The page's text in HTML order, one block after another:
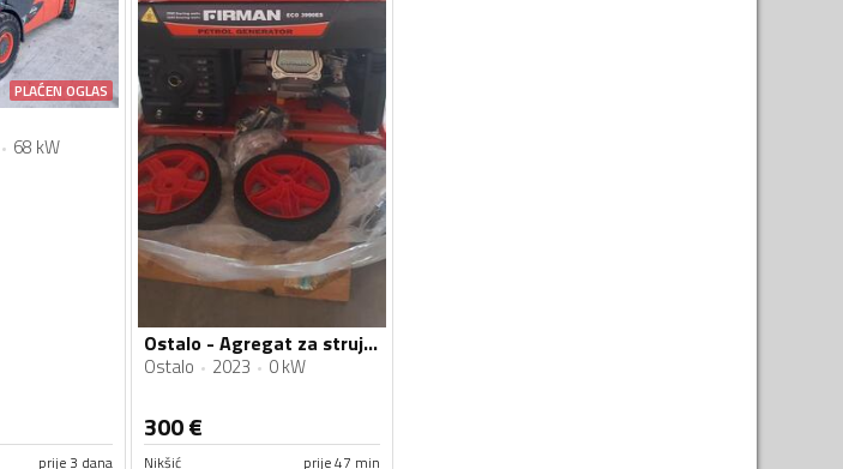
PLAĆEN OGLAS
68 kW
prije 3 dana
Ostalo - Agregat za struju Firman 2.6 kw
Ostalo 2023 0 kW
300€
Nikšić prije 47 min